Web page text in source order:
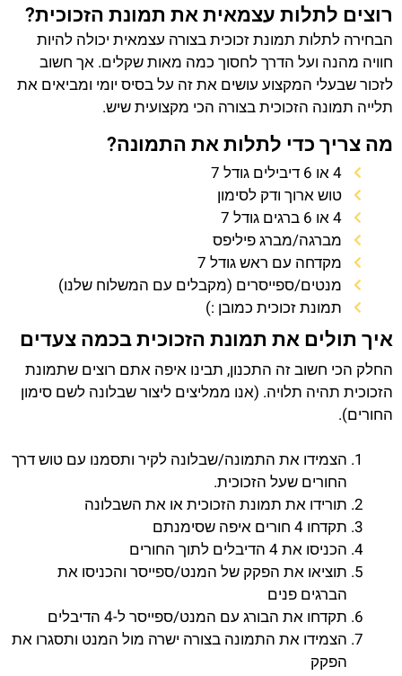
רוצים לתלות עצמאית את תמונת הזכוכית?
הבחירה לתלות תמונת זכוכית בצורה עצמאית יכולה להיות
חוויה מהנה ועל הדרך לחסוך כמה מאות שקלים. אך חשוב
לזכור שבעלי המקצוע עושים את זה על בסיס יומי ומביאים את
תלייה תמונה הזכוכית בצורה הכי מקצועית שיש.
מה צריך כדי לתלות את התמונה?
4 או 6 דיבילים גודל 7
טוש ארוך ודק לסימון
4 או 6 ברגים גודל 7
מברגה/מברג פיליפס
מקדחה עם ראש גודל 7
מנטים/ספייסרים (מקבלים עם המשלוח שלנו)
תמונת זכוכית כמובן :)
איך תולים את תמונת הזכוכית בכמה צעדים
החלק הכי חשוב זה התכנון, תבינו איפה אתם רוצים שתמונת
הזכוכית תהיה תלויה. (אנו ממליצים ליצור שבלונה לשם סימון
החורים).
הצמידו את התמונה/שבלונה לקיר ותסמנו עם טוש דרך
החורים שעל הזכוכית.
תורידו את תמונת הזכוכית או את השבלונה
תקדחו 4 חורים איפה שסימנתם
הכניסו את 4 הדיבלים לתוך החורים
תוציאו את הפקק של המנט/ספייסר והכניסו את
הברגים פנים
תקדחו את הבורג עם המנט/ספייסר ל-4 הדיבלים
הצמידו את התמונה בצורה ישרה מול המנט ותסגרו את
הפקק